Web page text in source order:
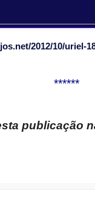
2012/10/uriel-
******
publicação